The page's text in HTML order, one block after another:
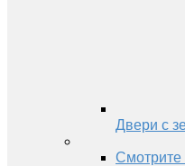
Двери с
Смотрите